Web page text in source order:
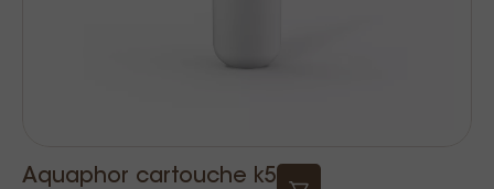
Aquaphor cartouche k5